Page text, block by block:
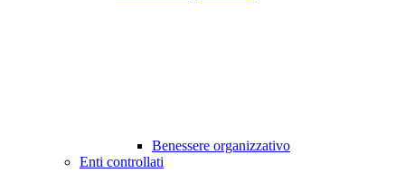
Benessere organizzativo
Enti controllati